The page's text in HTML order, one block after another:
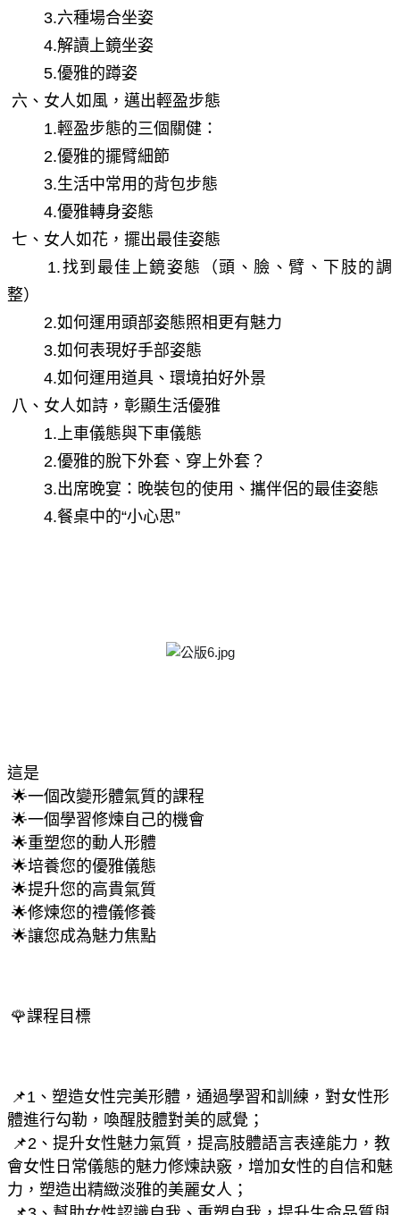
3.六種場合坐姿
4.解讀上鏡坐姿
5.優雅的蹲姿
六、女人如風，邁出輕盈步態
1.輕盈步態的三個關健：
2.優雅的擺臂細節
3.生活中常用的背包步態
4.優雅轉身姿態
七、女人如花，擺出最佳姿態
整）
2.如何運用頭部姿態照相更有魅力
3.如何表現好手部姿態
4.如何運用道具、環境拍好外景
八、女人如詩，彰顯生活優雅
1.上車儀態與下車儀態
2.優雅的脫下外套、穿上外套？
3.出席晚宴：晚裝包的使用、攜伴侶的最佳姿態
4.餐桌中的“小心思”
這是
🌟一個改變形體氣質的課程
🌟一個學習修煉自己的機會
🌟重塑您的動人形體
🌟培養您的優雅儀態
🌟提升您的高貴氣質
🌟修煉您的禮儀修養
🌟讓您成為魅力焦點
🌹課程目標
📌1、塑造女性完美形體，通過學習和訓練，對女性形
體進行勾勒，喚醒肢體對美的感覺；
會女性日常儀態的魅力修煉訣竅，增加女性的自信和魅
力，塑造出精緻淡雅的美麗女人；